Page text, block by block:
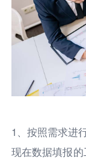
1、按照需求进
现在数据填报